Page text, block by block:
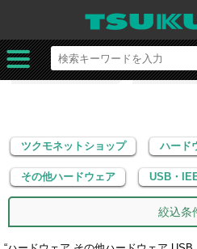
ツクモネットショップ
ハードウ
その他ハードウェア
USB・IEEE
ツクモネットショップ ハード
その他ハードウェア USB・
絞込条